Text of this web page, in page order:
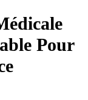
Pour